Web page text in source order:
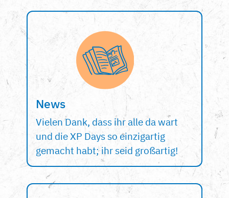
News
Vielen Dank, dass ihr alle da wart
und die XP Days so einzigartig
gemacht habt; ihr seid großartig!